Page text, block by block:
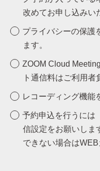
改めてお申し込みい
プライバシーの保護
ます。
ZOOM Cloud
ト通信料はご利用者
レコーディング機能
予約申込を行うには
信設定をお願いしま
できない場合は